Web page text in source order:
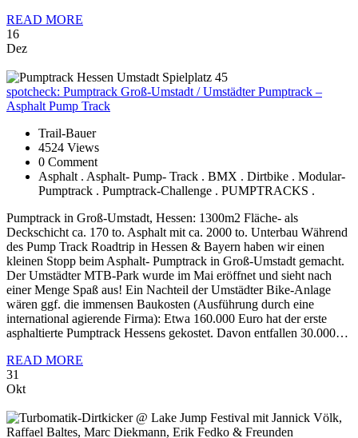
READ MORE
16
Dez
spotcheck: Pumptrack Groß-Umstadt / Umstädter Pumptrack –
Asphalt Pump Track
Trail-Bauer
4524 Views
0 Comment
Asphalt . Asphalt- Pump- Track . BMX . Dirtbike . Modular-
Pumptrack . Pumptrack-Challenge . PUMPTRACKS .
Pumptrack in Groß-Umstadt, Hessen: 1300m2 Fläche- als
Deckschicht ca. 170 to. Asphalt mit ca. 2000 to. Unterbau Während
des Pump Track Roadtrip in Hessen & Bayern haben wir einen
kleinen Stopp beim Asphalt- Pumptrack in Groß-Umstadt gemacht.
Der Umstädter MTB-Park wurde im Mai eröffnet und sieht nach
einer Menge Spaß aus! Ein Nachteil der Umstädter Bike-Anlage
wären ggf. die immensen Baukosten (Ausführung durch eine
international agierende Firma): Etwa 160.000 Euro hat der erste
asphaltierte Pumptrack Hessens gekostet. Davon entfallen 30.000…
READ MORE
31
Okt